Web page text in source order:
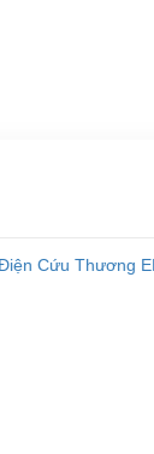
tôi cam kết sản